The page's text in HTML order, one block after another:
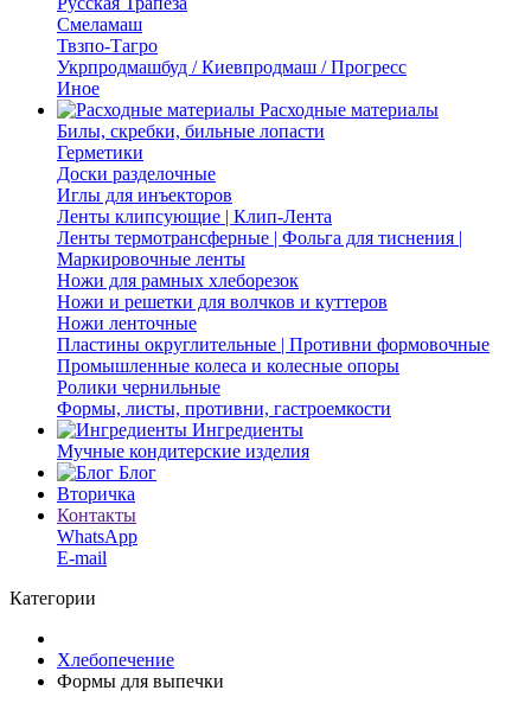
Смеламаш
Твзпо-Тагро
Укрпродмашбуд / Киевпродмаш / Прогресс
Иное
Расходные материалы
Билы, скребки, бильные лопасти
Герметики
Доски разделочные
Иглы для инъекторов
Ленты клипсующие | Клип-Лента
Ленты термотрансферные | Фольга для тиснения |
Маркировочные ленты
Ножи для рамных хлеборезок
Ножи и решетки для волчков и куттеров
Ножи ленточные
Пластины округлительные | Противни формовочные
Промышленные колеса и колесные опоры
Ролики чернильные
Формы, листы, противни, гастроемкости
Ингредиенты
Мучные кондитерские изделия
Блог
Вторичка
Контакты
WhatsApp
E-mail
Категории
Хлебопечение
Формы для выпечки